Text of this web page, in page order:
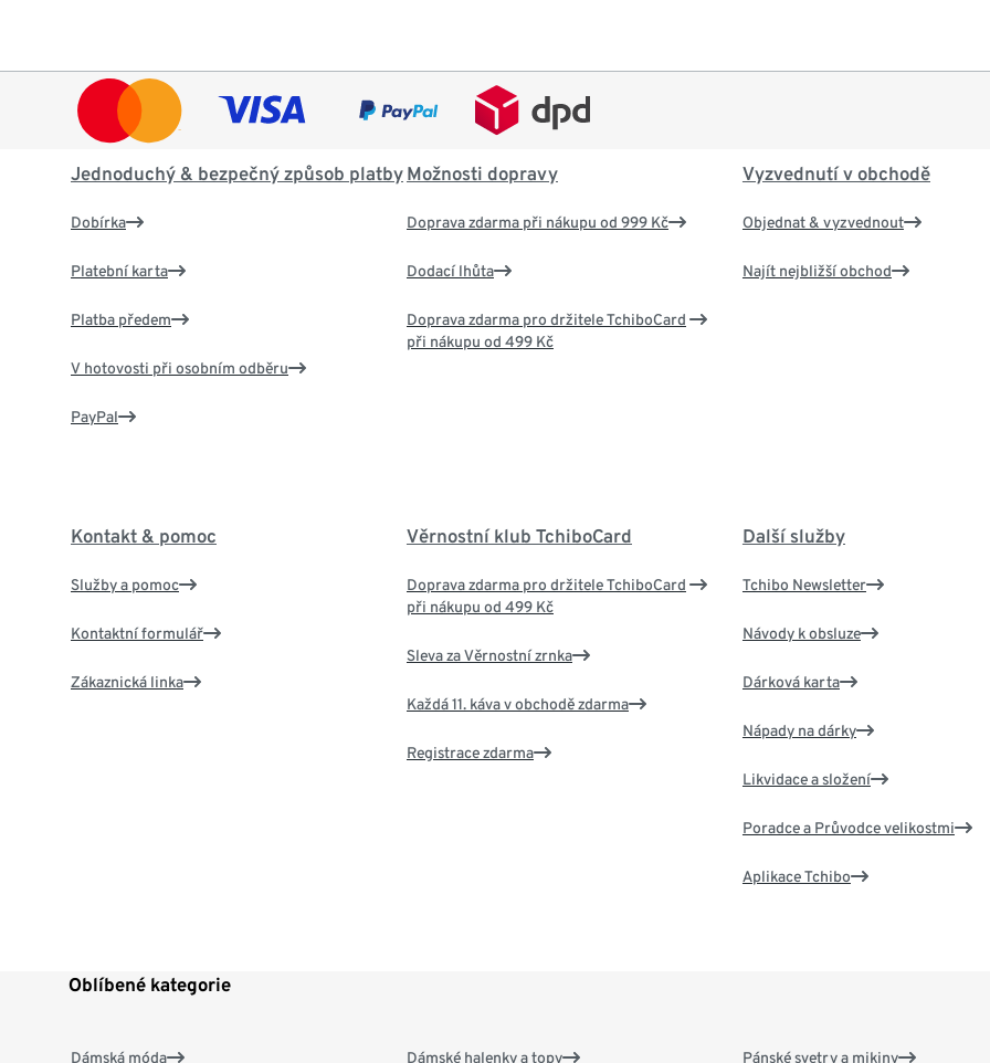
Jednoduchý & bezpečný způsob platby
Dobírka
Platební karta
Platba předem
V hotovosti při osobním odběru
PayPal
Možnosti dopravy
Doprava zdarma při nákupu od 999 Kč
Dodací lhůta
Doprava zdarma pro držitele TchiboCard
při nákupu od 499 Kč
Vyzvednutí v obchodě
Objednat & vyzvednout
Najít nejbližší obchod
Kontakt & pomoc
Služby a pomoc
Kontaktní formulář
Zákaznická linka
Věrnostní klub TchiboCard
Doprava zdarma pro držitele TchiboCard
při nákupu od 499 Kč
Sleva za Věrnostní zrnka
Každá 11. káva v obchodě zdarma
Registrace zdarma
Další služby
Tchibo Newsletter
Návody k obsluze
Dárková karta
Nápady na dárky
Likvidace a složení
Poradce a Průvodce velikostmi
Aplikace Tchibo
Oblíbené kategorie
Dámská móda Dámské halenky a topy Pánské svetry a mikiny